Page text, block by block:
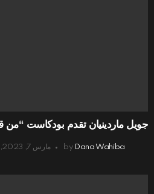
جويل ماردينيان تقدم بودكاست
by Dana Wahiba مارس 7, 2023, 6:37 م